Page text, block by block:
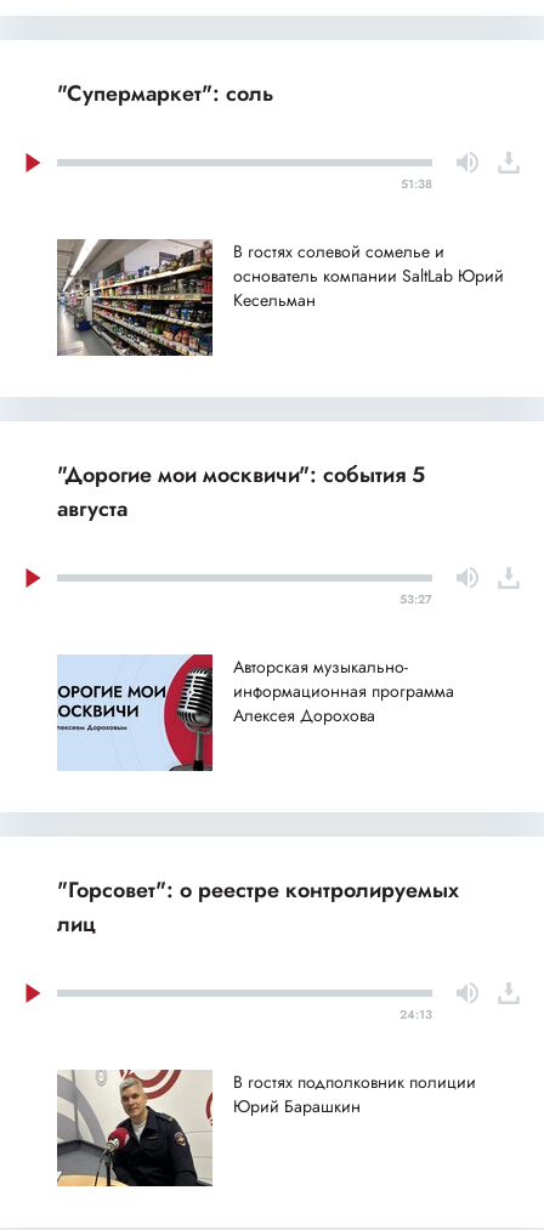
"Супермаркет": соль
51:38
В гостях солевой сомелье и
основатель компании SaltLab Юрий
Кесельман
"Дорогие мои москвичи": события 5
августа
53:27
Авторская музыкально-
информационная программа
Алексея Дорохова
"Горсовет": о реестре контролируемых
лиц
24:13
В гостях подполковник полиции
Юрий Барашкин